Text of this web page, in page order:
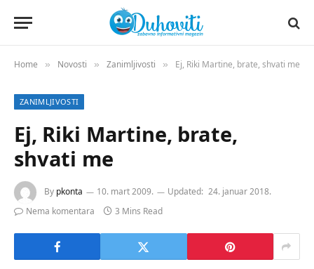
Home » Novosti » Zanimljivosti » Ej, Riki Martine, brate, shvati me
ZANIMLJIVOSTI
Ej, Riki Martine, brate,
shvati me
By pkonta 10. mart 2009. Updated: 24. januar 2018.
Nema komentara
3 Mins Read